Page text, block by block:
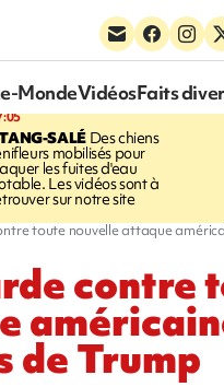
MondeVidéosFaits
SALÉDes chiens
mobilisés pour
les fuites d'eau
Les vidéos sont à
sur notre site
toute nouvelle attaque
contre
de Trump